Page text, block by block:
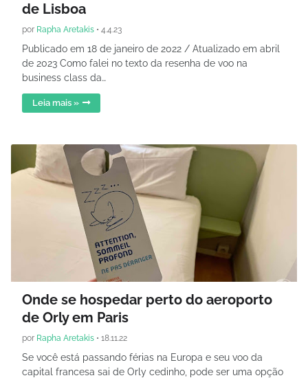
de Lisboa
por Rapha Aretakis • 4.4.23
Publicado em 18 de janeiro de 2022 / Atualizado em abril
de 2023 Como falei no texto da resenha de voo na
business class da…
Leia mais »
Onde se hospedar perto do aeroporto
de Orly em Paris
por Rapha Aretakis • 18.11.22
Se você está passando férias na Europa e seu voo da
capital francesa sai de Orly cedinho, pode ser uma opção